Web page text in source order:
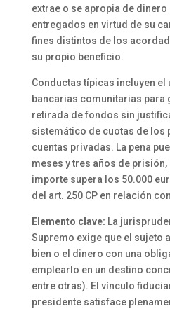
extrae o se apropia de
entregados en virtud de su
fines distintos de los
su propio beneficio.
Conductas típicas incluyen el
bancarias comunitarias para
retirada de fondos sin
sistemático de cuotas de los
cuentas privadas. La pena
meses y tres años de
importe supera los 50.000
del art. 250 CP en relación
Elemento clave: La
Supremo exige que el sujeto
bien o el dinero con una
emplearlo en un destino
entre otras). El vínculo
presidente satisface